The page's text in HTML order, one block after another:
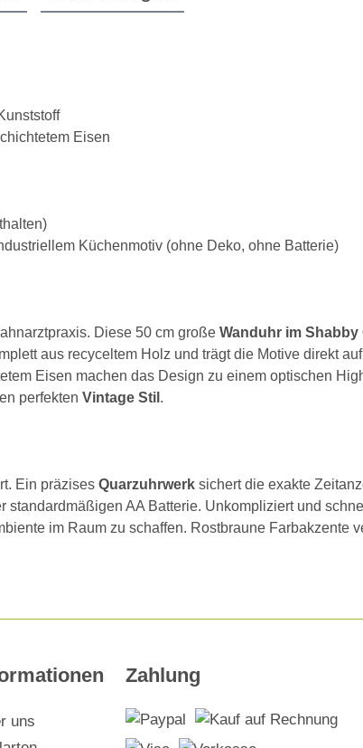
Eisen
Küchenmotiv (ohne Deko, ohne Batterie)
Diese 50 cm große Wanduhr im Shabby
aus recyceltem Holz und trägt die Motive direkt
Eisen machen das Design zu einem optischen
perfekten Vintage Stil .
Ein präzises Quarzuhrwerk sichert die exakte
standardmäßigen AA Batterie. Unkompliziert und
im Raum zu schaffen. Rostbraune Farbakzente
uns
Zahlung